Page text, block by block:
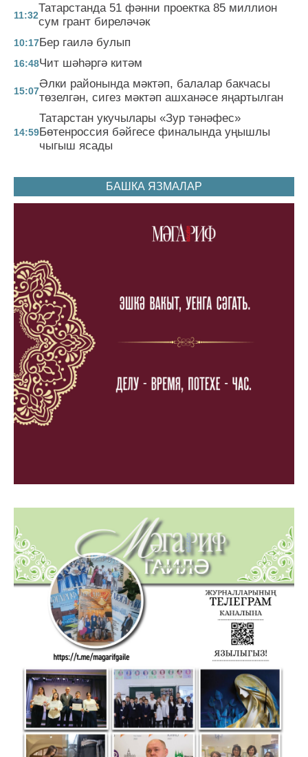
11:32
Татарстанда 51 фәнни проектка 85 миллион
сум грант биреләчәк
10:17Бер гаилә булып
16:48Чит шәһәргә китәм
15:07
Әлки районында мәктәп, балалар бакчасы
төзелгән, сигез мәктәп ашханәсе яңартылган
14:59
Татарстан укучылары «Зур тәнәфес»
Бөтенроссия бәйгесе финалында уңышлы
чыгыш ясады
БАШКА ЯЗМАЛАР